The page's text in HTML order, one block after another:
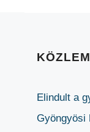
Elindult a
Gyöngyösi